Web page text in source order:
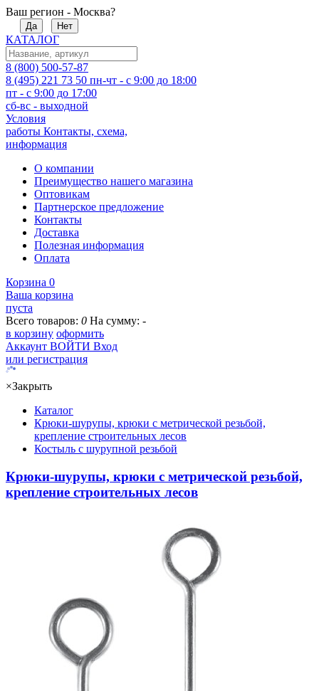
Ваш регион - Москва?
Да Нет
КАТАЛОГ
8 (800) 500-57-87
8 (495) 221 73 50 пн-чт - с 9:00 до 18:00
пт - с 9:00 до 17:00
сб-вс - выходной
Условия
работы Контакты, схема,
информация
О компании
Преимущество нашего магазина
Оптовикам
Партнерское предложение
Контакты
Доставка
Полезная информация
Оплата
Корзина 0
Ваша корзина
пуста
Всего товаров: 0 На сумму: -
в корзину оформить
Аккаунт ВОЙТИ Вход
или регистрация
×Закрыть
Каталог
Крюки-шурупы, крюки с метрической резьбой,
крепление строительных лесов
Костыль с шурупной резьбой
Крюки-шурупы, крюки с метрической резьбой,
крепление строительных лесов